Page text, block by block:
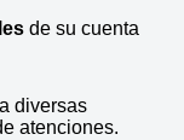
de su cuenta
diversas
atenciones.